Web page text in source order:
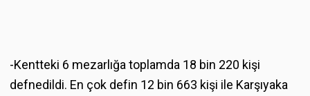
-Kentteki 6 mezarlığa toplamda 18 bin 220 kişi
defnedildi. En çok defin 12 bin 663 kişi ile Karşıyaka